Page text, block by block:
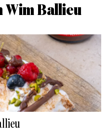
Wim Ballieu